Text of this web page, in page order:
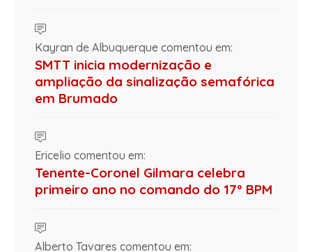
Kayran de Albuquerque comentou em:
SMTT inicia modernização e
ampliação da sinalização semafórica
em Brumado
Ericelio comentou em:
Tenente-Coronel Gilmara celebra
primeiro ano no comando do 17º BPM
Alberto Tavares comentou em: